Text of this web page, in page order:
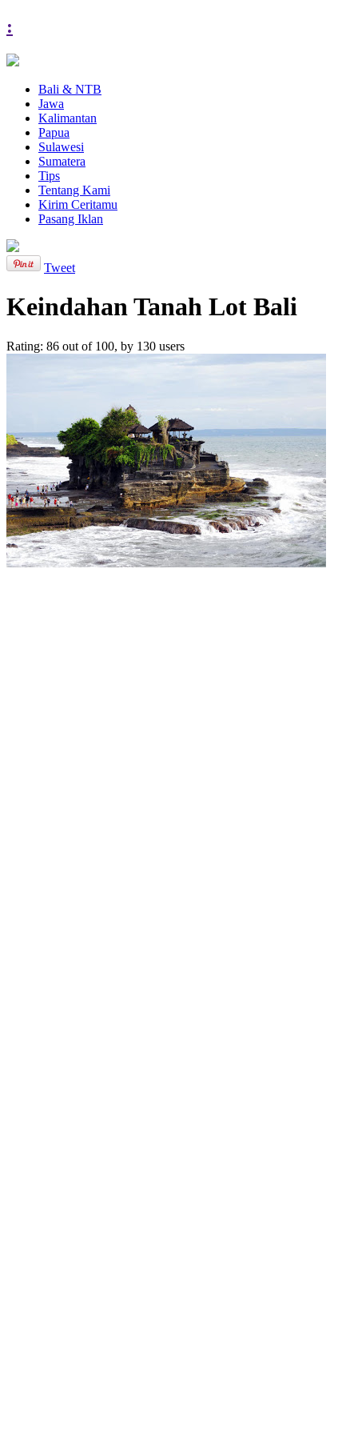
:
Bali & NTB
Jawa
Kalimantan
Papua
Sulawesi
Sumatera
Tips
Tentang Kami
Kirim Ceritamu
Pasang Iklan
Tweet
Keindahan Tanah Lot Bali
Rating: 86 out of 100, by 130 users